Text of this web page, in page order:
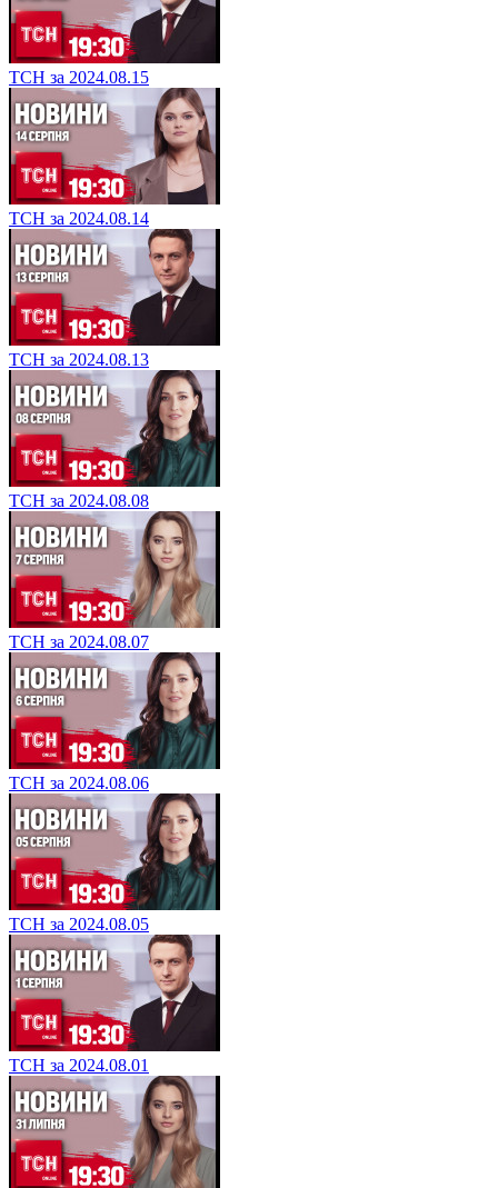
ТСН за 2024.08.15
ТСН за 2024.08.14
ТСН за 2024.08.13
ТСН за 2024.08.08
ТСН за 2024.08.07
ТСН за 2024.08.06
ТСН за 2024.08.05
ТСН за 2024.08.01